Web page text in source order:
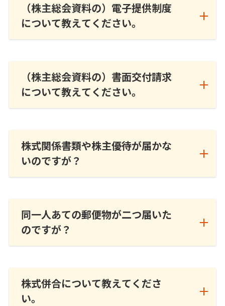
（株主総会資料の）電子提供制度
について教えてください。
（株主総会資料の）書面交付請求
について教えてください。
株式関係書類や株主優待が届かな
いのですが？
同一人あての郵便物が二つ届いた
のですが？
株式併合について教えてくださ
い。